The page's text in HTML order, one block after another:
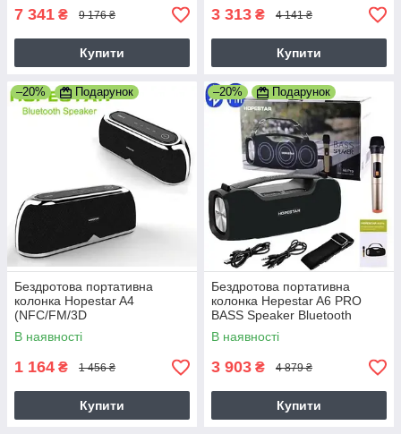
7 341 ₴ 9 176 ₴
Купити
3 313 ₴ 4 141 ₴
Купити
–20% Подарунок
Бездротова портативна
колонка Hopestar A4
(NFC/FM/3D
Stereo/10W/Original) Чорна
В наявності
1 164 ₴ 1 456 ₴
Купити
–20% Подарунок
Бездротова портативна
колонка Hepestar A6 PRO
BASS Speaker Bluetooth
В наявності
3 903 ₴ 4 879 ₴
Купити